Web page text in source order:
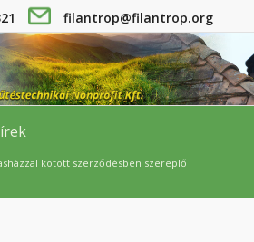
filantrop@filantrop.org
kötött szerződésben szereplő